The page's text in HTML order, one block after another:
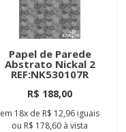
Papel de Parede
Abstrato Nickal 2
REF:NK530107R
R$ 188,00
em 18x de R$ 12,96 iguais
ou R$ 178,60 à vista